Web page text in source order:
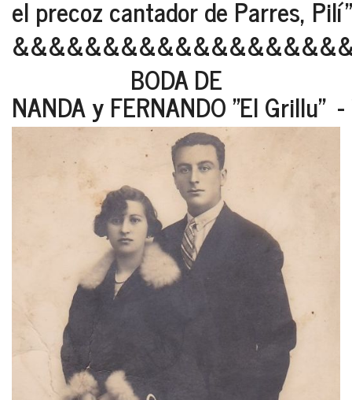
el precoz cantador de Parres, Pilí"
BODA DE
NANDA y FERNANDO "El Grillu"